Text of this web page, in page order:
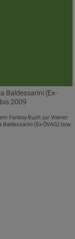
Baldessarini (Ex-
2009
Fanboy-Buch zur Wiener
(Ex-ÖVAG) bzw.